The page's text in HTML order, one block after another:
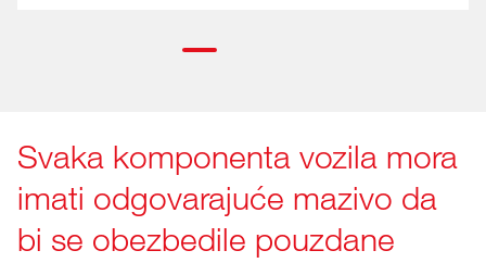
Svaka komponenta vozila mora
imati odgovarajuće mazivo da
bi se obezbedile pouzdane